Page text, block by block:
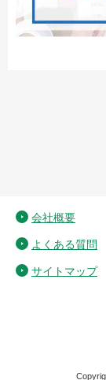
会社概要
よくある質問
サイトマップ